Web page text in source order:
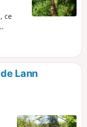
ce
de
Lann